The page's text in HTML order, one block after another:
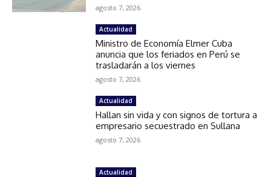
agosto 7, 2026
Actualidad
Ministro de Economía Elmer Cuba
anuncia que los feriados en Perú se
trasladarán a los viernes
agosto 7, 2026
Actualidad
Hallan sin vida y con signos de tortura a
empresario secuestrado en Sullana
agosto 7, 2026
Actualidad